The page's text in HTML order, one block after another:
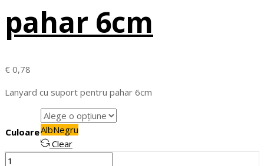
pahar 6cm
€ 0,78
Lanyard cu suport pentru pahar 6cm
CuloareAlbNegru
Clear
Cantitate